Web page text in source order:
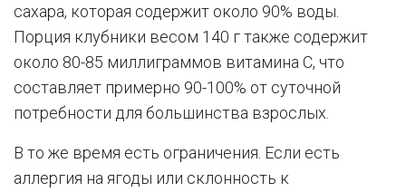
сахара, которая содержит около 90% воды.
Порция клубники весом 140 г также содержит
около 80-85 миллиграммов витамина С, что
составляет примерно 90-100% от суточной
потребности для большинства взрослых.
В то же время есть ограничения. Если есть
аллергия на ягоды или склонность к